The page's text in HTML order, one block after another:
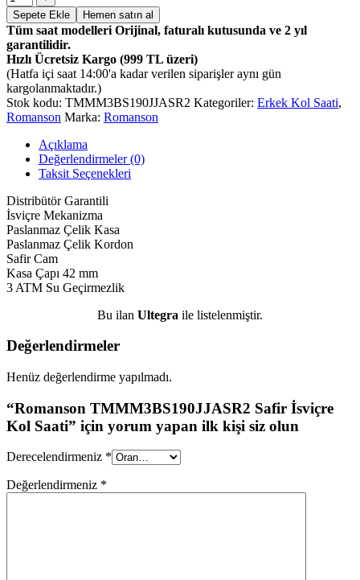
Sepete Ekle Hemen satın al
Tüm saat modelleri Orijinal, faturalı kutusunda ve 2 yıl
garantilidir.
Hızlı Ücretsiz Kargo (999 TL üzeri)
(Hatfa içi saat 14:00'a kadar verilen siparişler aynı gün
kargolanmaktadır.)
Stok kodu: TMMM3BS190JJASR2 Kategoriler: Erkek Kol Saati,
Romanson Marka: Romanson
Açıklama
Değerlendirmeler (0)
Taksit Seçenekleri
Distribütör Garantili
İsviçre Mekanizma
Paslanmaz Çelik Kasa
Paslanmaz Çelik Kordon
Safir Cam
Kasa Çapı 42 mm
3 ATM Su Geçirmezlik
Bu ilan Ultegra ile listelenmiştir.
Değerlendirmeler
Henüz değerlendirme yapılmadı.
“Romanson TMMM3BS190JJASR2 Safir İsviçre
Kol Saati” için yorum yapan ilk kişi siz olun
Derecelendirmeniz *
Değerlendirmeniz *